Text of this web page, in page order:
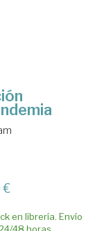
€
en librería. Envío
48 horas